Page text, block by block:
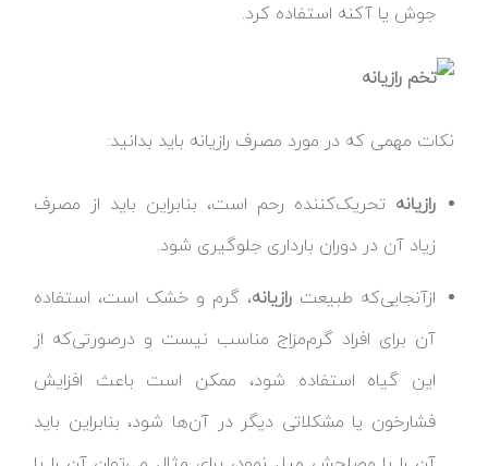
جوش یا آکنه استفاده کرد.
نکات مهمی که در مورد مصرف رازیانه باید بدانید:
رازیانه تحریک‌کننده رحم است، بنابراین باید از مصرف
زیاد آن در دوران بارداری جلوگیری شود.
ازآنجایی‌که طبیعت رازیانه، گرم و خشک است، استفاده
آن برای افراد گرم‌مزاج مناسب نیست و درصورتی‌که از
این گیاه استفاده شود، ممکن است باعث افزایش
فشارخون یا مشکلاتی دیگر در آن‌ها شود، بنابراین باید